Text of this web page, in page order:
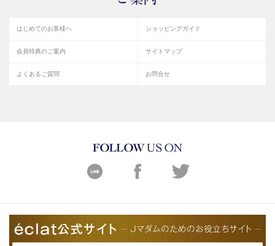
はじめてのお客様へ ショッピングガイド
会員特典のご案内 サイトマップ
よくあるご質問 お問合せ